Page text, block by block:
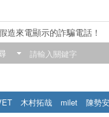
造來電顯示的詐騙電話！
市營業時間調整公告】
木村拓哉 milet
陳勢安